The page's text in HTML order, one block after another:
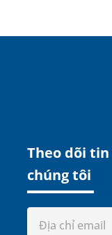
Theo dõi
chúng tôi